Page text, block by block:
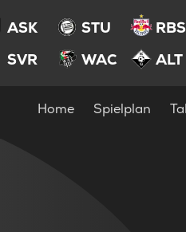
ASK STU RBS
SVR
WAC ALT
Home Spielplan